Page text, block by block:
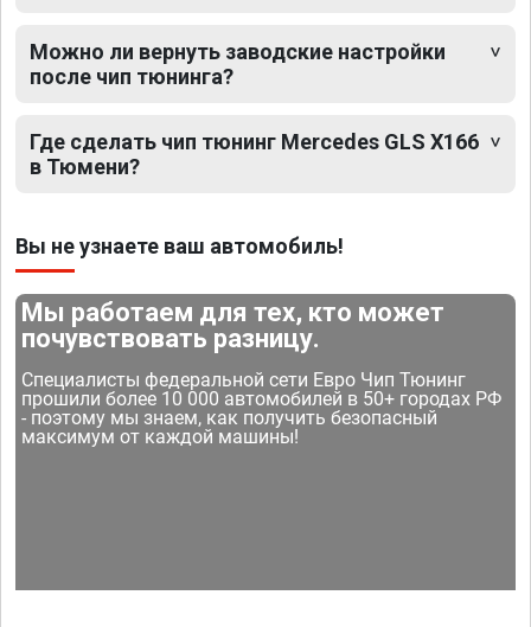
Можно ли вернуть заводские настройки
после чип тюнинга?
Где сделать чип тюнинг Mercedes GLS X166
в Тюмени?
Вы не узнаете ваш автомобиль!
Мы работаем для тех, кто может
почувствовать разницу.
Специалисты федеральной сети Евро Чип Тюнинг
прошили более 10 000 автомобилей в 50+ городах РФ
- поэтому мы знаем, как получить безопасный
максимум от каждой машины!